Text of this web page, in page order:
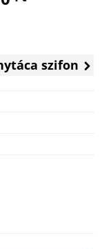
990 Ft.
szifon